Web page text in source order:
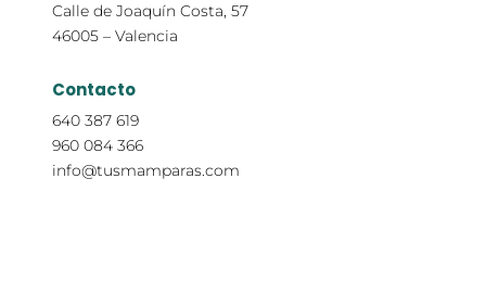
Calle de Joaquín Costa, 57
46005 – Valencia
Contacto
640 387 619
960 084 366
info@tusmamparas.com